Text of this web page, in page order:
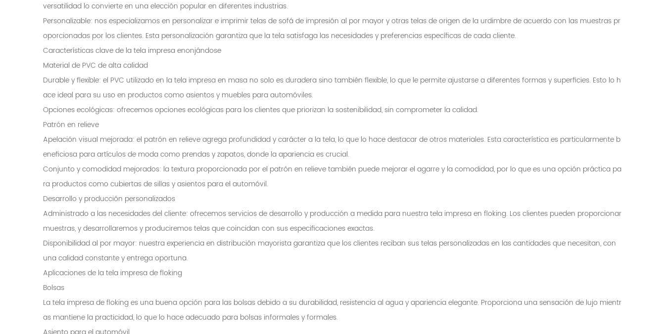
versatilidad lo convierte en una elección popular en diferentes industrias.
Personalizable: nos especializamos en personalizar e imprimir telas de sofá de impresión al por mayor y otras telas de origen de la urdimbre de acuerdo con las muestras pr
oporcionadas por los clientes. Esta personalización garantiza que la tela satisfaga las necesidades y preferencias específicas de cada cliente.
Características clave de la tela impresa enonjándose
Material de PVC de alta calidad
Durable y flexible: el PVC utilizado en la tela impresa en masa no solo es duradera sino también flexible, lo que le permite ajustarse a diferentes formas y superficies. Esto lo h
ace ideal para su uso en productos como asientos y muebles para automóviles.
Opciones ecológicas: ofrecemos opciones ecológicas para los clientes que priorizan la sostenibilidad, sin comprometer la calidad.
Patrón en relieve
Apelación visual mejorada: el patrón en relieve agrega profundidad y carácter a la tela, lo que lo hace destacar de otros materiales. Esta característica es particularmente b
eneficiosa para artículos de moda como prendas y zapatos, donde la apariencia es crucial.
Conjunto y comodidad mejorados: la textura proporcionada por el patrón en relieve también puede mejorar el agarre y la comodidad, por lo que es una opción práctica pa
ra productos como cubiertas de sillas y asientos para el automóvil.
Desarrollo y producción personalizados
Administrado a las necesidades del cliente: ofrecemos servicios de desarrollo y producción a medida para nuestra tela impresa en floking. Los clientes pueden proporcionar
muestras, y desarrollaremos y produciremos telas que coincidan con sus especificaciones exactas.
Disponibilidad al por mayor: nuestra experiencia en distribución mayorista garantiza que los clientes reciban sus telas personalizadas en las cantidades que necesitan, con
una calidad constante y entrega oportuna.
Aplicaciones de la tela impresa de floking
Bolsas
La tela impresa de floking es una buena opción para las bolsas debido a su durabilidad, resistencia al agua y apariencia elegante. Proporciona una sensación de lujo mientr
as mantiene la practicidad, lo que lo hace adecuado para bolsas informales y formales.